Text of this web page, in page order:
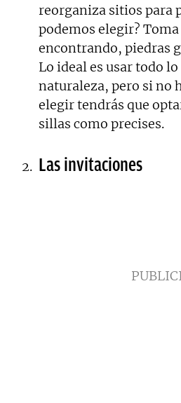
reorganiza sitios para
podemos elegir?
encontrando, piedras
Lo ideal es usar todo lo
naturaleza, pero si no
elegir tendrás que
sillas como precises.
Las invitaciones